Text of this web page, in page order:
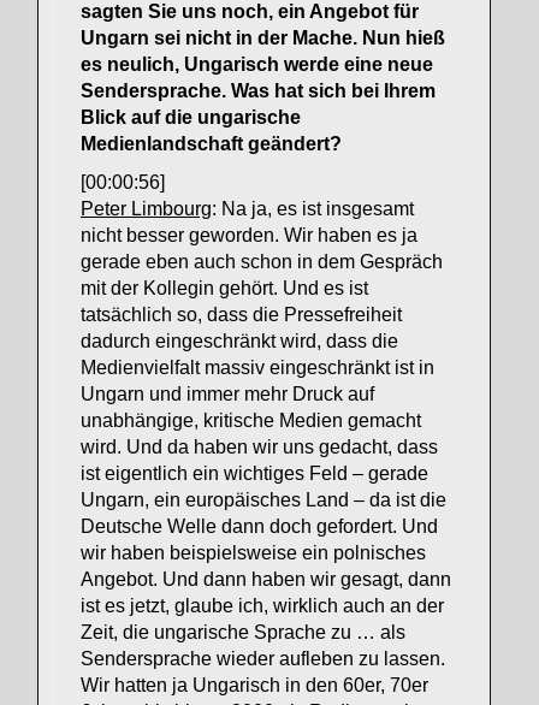
sagten Sie uns noch, ein Angebot für
Ungarn sei nicht in der Mache. Nun hieß
es neulich, Ungarisch werde eine neue
Sendersprache. Was hat sich bei Ihrem
Blick auf die ungarische
Medienlandschaft geändert?
[00:00:56]
Peter Limbourg: Na ja, es ist insgesamt
nicht besser geworden. Wir haben es ja
gerade eben auch schon in dem Gespräch
mit der Kollegin gehört. Und es ist
tatsächlich so, dass die Pressefreiheit
dadurch eingeschränkt wird, dass die
Medienvielfalt massiv eingeschränkt ist in
Ungarn und immer mehr Druck auf
unabhängige, kritische Medien gemacht
wird. Und da haben wir uns gedacht, dass
ist eigentlich ein wichtiges Feld – gerade
Ungarn, ein europäisches Land – da ist die
Deutsche Welle dann doch gefordert. Und
wir haben beispielsweise ein polnisches
Angebot. Und dann haben wir gesagt, dann
ist es jetzt, glaube ich, wirklich auch an der
Zeit, die ungarische Sprache zu … als
Sendersprache wieder aufleben zu lassen.
Wir hatten ja Ungarisch in den 60er, 70er